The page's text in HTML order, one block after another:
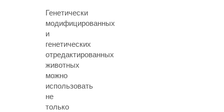
Генетически
модифицированных
и
генетических
отредактированных
животных
можно
использовать
не
только